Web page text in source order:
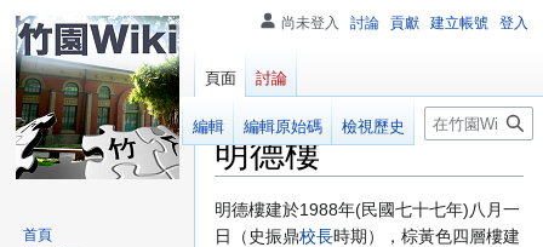
明德樓
跳
至
跳
至
明德樓建於1988年(民國七十七年)八月一
日（史振鼎校長時期），棕黃色四層樓建
尚未登入 討論 貢獻 建立帳號 登入
頁面 討論
閱讀 編輯 編輯原始碼 檢視歷史
搜
首頁